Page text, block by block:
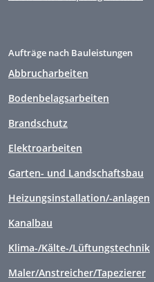
Aufträge nach Bauleistungen
Abbrucharbeiten
Bodenbelagsarbeiten
Brandschutz
Elektroarbeiten
Garten- und Landschaftsbau
Heizungsinstallation/-anlagen
Kanalbau
Klima-/Kälte-/Lüftungstechnik
Maler/Anstreicher/Tapezierer